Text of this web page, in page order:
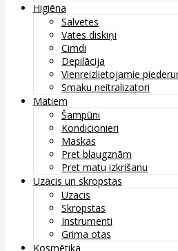
Higiēna
Salvetes
Vates diskiņi
Cimdi
Depilācija
Vienreizlietojamie
Smaku neitralizatori
Matiem
Šampūni
Kondicionieri
Maskas
Pret blaugznām
Pret matu izkrišanu
Uzacis un skropstas
Uzacis
Skropstas
Instrumenti
Grima otas
Kosmētika